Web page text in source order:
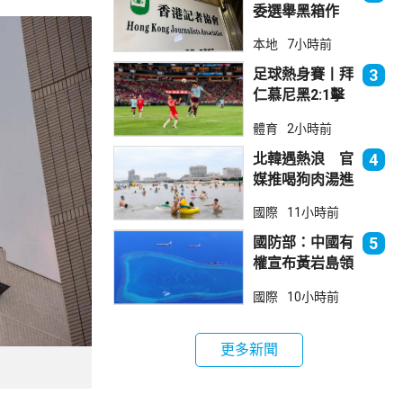
委選舉黑箱作
國安一定「釘死
你」
本地 7小時前
足球熱身賽丨拜
仁慕尼黑2:1擊
3
體育 2小時前
北韓遇熱浪 官
媒推喝狗肉湯進
4
國際 11小時前
國防部：中國有
權宣布黃岩島領
犯主權
5
國際 10小時前
更多新聞